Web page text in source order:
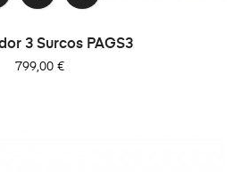
3 Surcos PAGS3
Precio
799,00 €